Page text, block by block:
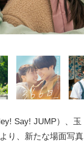
Say! JUMP）、玉
より、新たな場面写真